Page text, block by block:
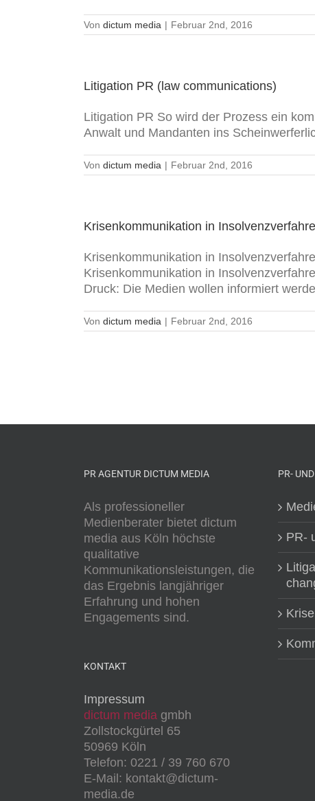
Von dictum media | Februar 2nd, 2016
Litigation PR (law communications)
Litigation PR So wird der Prozess ein
Anwalt und Mandanten ins
Von dictum media | Februar 2nd, 2016
Krisenkommunikation in
Krisenkommunikation in
Krisenkommunikation in
Druck: Die Medien wollen informiert
Von dictum media | Februar 2nd, 2016
PR AGENTUR DICTUM MEDIA
Als professioneller
Medienberater bietet dictum
media aus Köln höchste
qualitative
Kommunikationsleistungen, die
das Ergebnis langjähriger
Erfahrung und hohen
Engagements sind.
KONTAKT
Impressum
dictum media gmbh
Zollstockgürtel 65
50969 Köln
Telefon: 0221 / 39 760 670
E-Mail: kontakt@dictum-
media.de
PR-
PR-